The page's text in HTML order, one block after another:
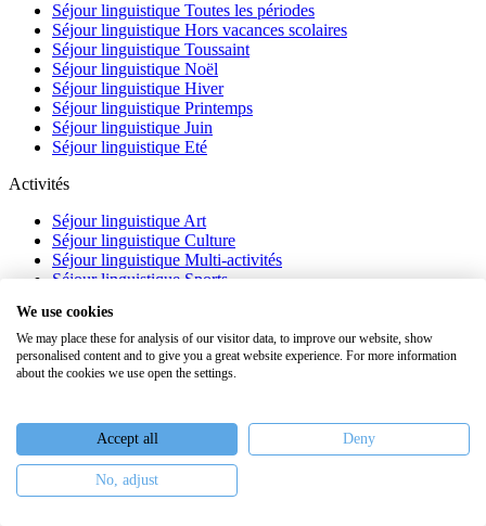
Séjour linguistique Toutes les périodes
Séjour linguistique Hors vacances scolaires
Séjour linguistique Toussaint
Séjour linguistique Noël
Séjour linguistique Hiver
Séjour linguistique Printemps
Séjour linguistique Juin
Séjour linguistique Eté
Activités
Séjour linguistique Art
Séjour linguistique Culture
Séjour linguistique Multi-activités
Séjour linguistique Sports
À propos
FAQ
Webinaires
Nous recrutons
Keiron Education -Assurances
We use cookies
We may place these for analysis of our visitor data, to improve our website, show
personalised content and to give you a great website experience. For more information
about the cookies we use open the settings.
Accept all Deny
No, adjust